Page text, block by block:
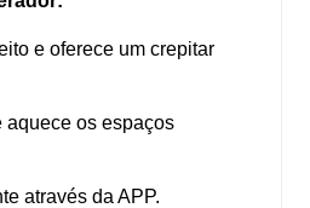
e oferece um crepitar
aquece os espaços
através da APP.